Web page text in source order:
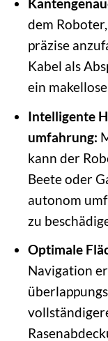
dem
präzise
Kabel als
ein
Intelligente
umfahrung:
kann der
Beete oder
autonom
zu
Optimale
Navigation